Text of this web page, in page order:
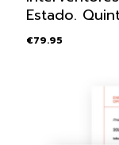
Estado.
€79.95